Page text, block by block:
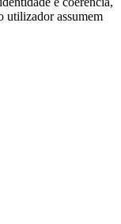
utilizador assumem